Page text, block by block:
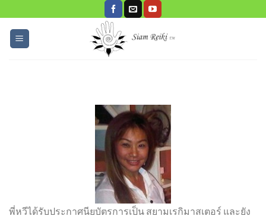
to
content
พี่หวีได้รับประกาศนียบัตรการเป็น สยามเรกิมาสเตอร์ และยัง